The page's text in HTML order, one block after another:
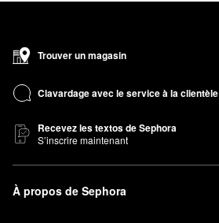
Trouver un magasin
Clavardage avec le service à la clientèle
Recevez les textos de Sephora
S’inscrire maintenant
À propos de Sephora